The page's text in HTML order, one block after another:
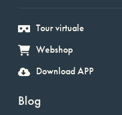
Tour virtuale
Webshop
Download APP
Blog